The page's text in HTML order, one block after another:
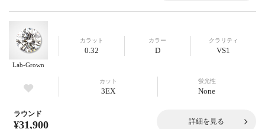
Lab-Grown
カラット
0.32
カラー
D
クラリティ
VS1
カット
3EX
蛍光性
None
ラウンド
¥31,900 詳細を見る